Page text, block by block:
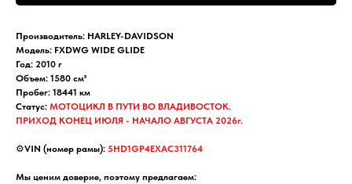
Производитель: HARLEY-DAVIDSON
Модель: FXDWG WIDE GLIDE
Год: 2010 г
Объем: 1580 см³
Пробег: 18441 км
Статус: МОТОЦИКЛ В ПУТИ ВО ВЛАДИВОСТОК.
ПРИХОД КОНЕЦ ИЮЛЯ - НАЧАЛО АВГУСТА 2026г.
⚙️VIN (номер рамы): 5HD1GP4EXAC311764
Мы ценим доверие, поэтому предлагаем: